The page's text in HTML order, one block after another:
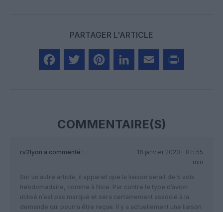
PARTAGER L'ARTICLE
COMMENTAIRE(S)
rv2lyon a commenté :
16 janvier 2020 - 8 h 55
min
Sur un autre article, il apparait que la liaison serait de 5 vols
hebdomadaire, comme à Nice. Par contre le type d’avion
utilisé n’est pas marqué et sera certainement associé à la
demande qui pourra être reçue. Il y a actuellement une liaison